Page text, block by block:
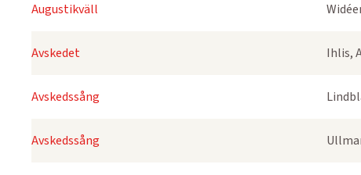
Augustikväll
Avskedet Ihlis,
Avskedssång
Avskedssång